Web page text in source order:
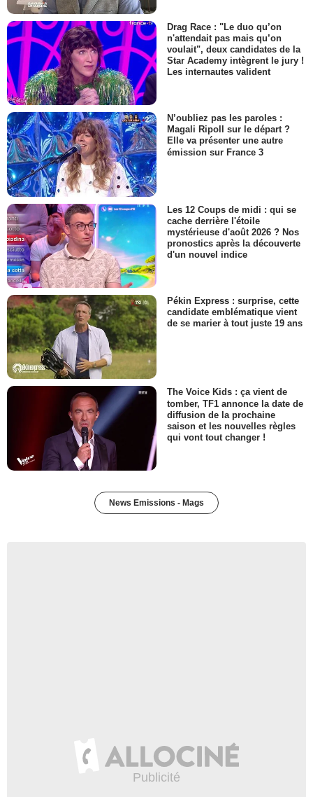
Drag Race : "Le duo qu’on
n'attendait pas mais qu’on
voulait", deux candidates de la
Star Academy intègrent le jury !
Les internautes valident
N’oubliez pas les paroles :
Magali Ripoll sur le départ ?
Elle va présenter une autre
émission sur France 3
Les 12 Coups de midi : qui se
cache derrière l'étoile
mystérieuse d'août 2026 ? Nos
pronostics après la découverte
d'un nouvel indice
Pékin Express : surprise, cette
candidate emblématique vient
de se marier à tout juste 19 ans
The Voice Kids : ça vient de
tomber, TF1 annonce la date de
diffusion de la prochaine
saison et les nouvelles règles
qui vont tout changer !
News Emissions - Mags